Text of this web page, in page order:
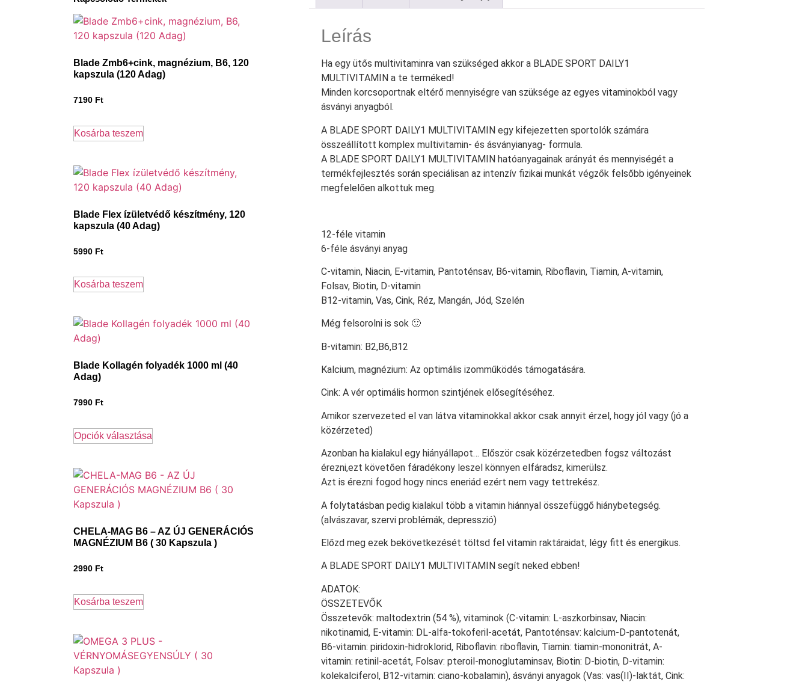
Blade Zmb6+cink, magnézium, B6, 120
kapszula (120 Adag)
7190 Ft
Kosárba teszem
Blade Flex ízületvédő készítmény, 120
kapszula (40 Adag)
5990 Ft
Kosárba teszem
Blade Kollagén folyadék 1000 ml (40
Adag)
7990 Ft
Opciók választása
CHELA-MAG B6 – AZ ÚJ GENERÁCIÓS
MAGNÉZIUM B6 ( 30 Kapszula )
2990 Ft
Kosárba teszem
Leírás
Ha egy ütős multivitaminra van szükséged akkor a BLADE SPORT DAILY1
MULTIVITAMIN a te terméked!
Minden korcsoportnak eltérő mennyiségre van szüksége az egyes vitaminokból vagy
ásványi anyagból.
A BLADE SPORT DAILY1 MULTIVITAMIN egy kifejezetten sportolók számára
összeállított komplex multivitamin- és ásványianyag- formula.
A BLADE SPORT DAILY1 MULTIVITAMIN hatóanyagainak arányát és mennyiségét a
termékfejlesztés során speciálisan az intenzív fizikai munkát végzők felsőbb igényeinek
megfelelően alkottuk meg.
12-féle vitamin
6-féle ásványi anyag
C-vitamin, Niacin, E-vitamin, Pantoténsav, B6-vitamin, Riboflavin, Tiamin, A-vitamin,
Folsav, Biotin, D-vitamin
B12-vitamin, Vas, Cink, Réz, Mangán, Jód, Szelén
Még felsorolni is sok 🙂
B-vitamin: B2,B6,B12
Kalcium, magnézium: Az optimális izomműködés támogatására.
Cink: A vér optimális hormon szintjének elősegítéséhez.
Amikor szervezeted el van látva vitaminokkal akkor csak annyit érzel, hogy jól vagy (jó a
közérzeted)
Azonban ha kialakul egy hiányállapot… Először csak közérzetedben fogsz változást
érezni,ezt követően fáradékony leszel könnyen elfáradsz, kimerülsz.
Azt is érezni fogod hogy nincs eneriád ezért nem vagy tettrekész.
A folytatásban pedig kialakul több a vitamin hiánnyal összefüggő hiánybetegség.
(alvászavar, szervi problémák, depresszió)
Előzd meg ezek bekövetkezését töltsd fel vitamin raktáraidat, légy fitt és energikus.
A BLADE SPORT DAILY1 MULTIVITAMIN segít neked ebben!
ADATOK:
ÖSSZETEVŐK
Összetevők: maltodextrin (54 %), vitaminok (C-vitamin: L-aszkorbinsav, Niacin:
nikotinamid, E-vitamin: DL-alfa-tokoferil-acetát, Pantoténsav: kalcium-D-pantotenát,
B6-vitamin: piridoxin-hidroklorid, Riboflavin: riboflavin, Tiamin: tiamin-mononitrát, A-
vitamin: retinil-acetát, Folsav: pteroil-monoglutaminsav, Biotin: D-biotin, D-vitamin:
kolekalciferol, B12-vitamin: ciano-kobalamin), ásványi anyagok (Vas: vas(II)-laktát, Cink: